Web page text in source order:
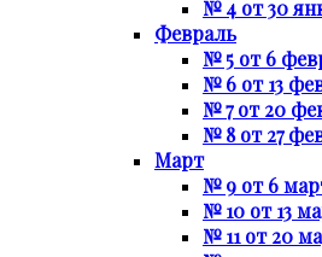
№ 4 от 30
Февраль
№ 5 от 6
№ 6 от 13
№ 7 от 20
№ 8 от 27
Март
№ 9 от 6
№ 10 от 13
№ 11 от 20